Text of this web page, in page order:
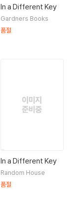
In a Different Key
Gardners Books
품절
In a Different Key
Random House
품절